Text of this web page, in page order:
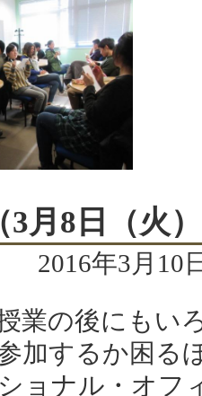
3月8日（火
2016年3月10
業の後にもい
加するか困る
ョナル・オフ